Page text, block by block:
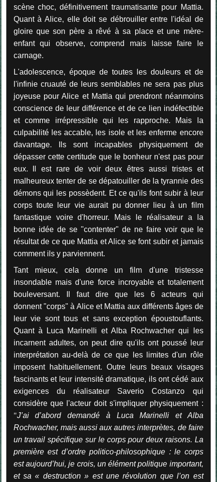
scène choc, définitivement traumatisante pour Mattia.
Quant à Alice, elle doit se débrouiller entre l'idéal de
gloire que son père a rêvé à sa place et une mère-
enfant qui observe, comprend mais laisse faire le
carnage.
L'adolescence, époque de toutes les douleurs et de
l'infinie cruauté de leurs semblables ne sera pas plus
joyeuse pour Alice et Mattia qui prendront néanmoins
conscience de leur différence et de ce lien indéfectible
et comme irrépressible qui les rapproche. Mais la
culpabilité les accable, les isole et les enferme encore
davantage. Ils sont incapables physiquement de
dépasser cette certitude que le bonheur n'est pas pour
eux. Il est rare de voir deux êtres aussi tristes et
malheureux tenter de se dépatouiller de la tyrannie des
démons qui les possèdent. Et ce qu'ils font subir à leur
corps toute leur vie aurait pu donner lieu à un film
fantastique voire d'horreur. Mais le réalisateur a la
bonne idée de se "contenter" de ne faire voir que le
résultat de ce que Mattia et Alice se font subir et jamais
comment ils y parviennent.
Tant mieux, cela donne un film d'une tristesse
insondable mais d'une force incroyable et totalement
bouleversant. Il faut dire que les 6 acteurs qui
donnent "corps" à Alice et Mattia aux différents âges de
leur vie sont tous et sans exception époustouflants.
Quant à Luca Marinelli et Alba Rochwacher qui les
incarnent adultes, on peut dire qu'ils ont poussé leur
interprétation au-delà de ce que les limites d'un rôle
imposent habituellement. Outre leurs beaux visages
fascinants et leur intensité dramatique, ils ont cédé aux
exigences du réalisateur Saverio Costanzo qui
considère que l'acteur doit s'impliquer physiquement :
"J’ai d’abord demandé à Luca Marinelli et Alba
Rochwacher, mais aussi aux autres interprètes, de faire
un travail spécifique sur le corps pour deux raisons. La
première est d’ordre politico-philosophique : le corps
est aujourd’hui, je crois, un élément politique important,
et sa « destruction » est une révolution que l’on est